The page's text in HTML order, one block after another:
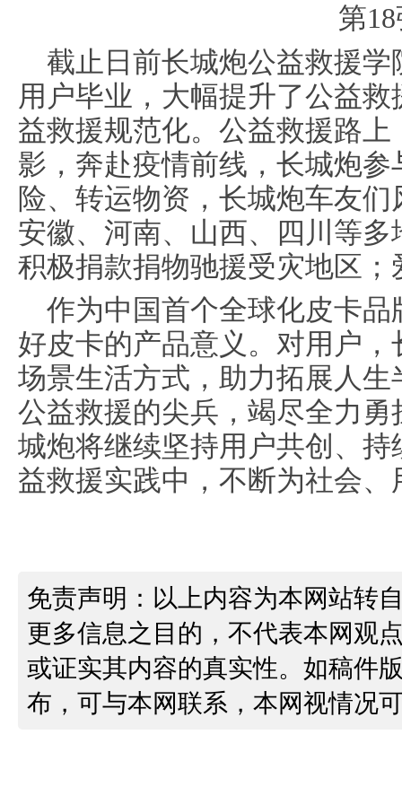
截止日前长城炮公益救援
用户毕业，大幅提升了公益
益救援规范化。公益救援路
影，奔赴疫情前线，长城炮
险、转运物资，长城炮车友
安徽、河南、山西、四川等
积极捐款捐物驰援受灾地区
作为中国首个全球化皮卡
好皮卡的产品意义。对用户
场景生活方式，助力拓展人
公益救援的尖兵，竭尽全力
城炮将继续坚持用户共创、
益救援实践中，不断为社会
免责声明：以上内容为本网站转
更多信息之目的，不代表本网观
或证实其内容的真实性。如稿件
布，可与本网联系，本网视情况